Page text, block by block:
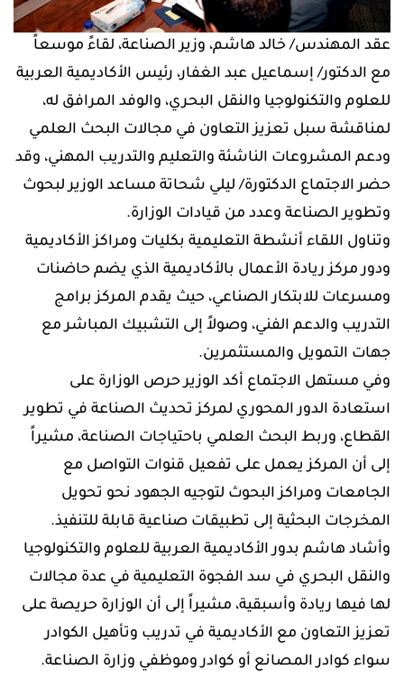
عقد المهندس/ خالد هاشم، وزير الصناعة، لقاءً موسعاً
مع الدكتور/ إسماعيل عبد الغفار، رئيس الأكاديمية العربية
للعلوم والتكنولوجيا والنقل البحري، والوفد المرافق له،
لمناقشة سبل تعزيز التعاون في مجالات البحث العلمي
ودعم المشروعات الناشئة والتعليم والتدريب المهني، وقد
حضر الاجتماع الدكتورة/ ليلي شحاتة مساعد الوزير لبحوث
وتطوير الصناعة وعدد من قيادات الوزارة.
وتناول اللقاء أنشطة التعليمية بكليات ومراكز الأكاديمية
ودور مركز ريادة الأعمال بالأكاديمية الذي يضم حاضنات
ومسرعات للابتكار الصناعي، حيث يقدم المركز برامج
التدريب والدعم الفني، وصولاً إلى التشبيك المباشر مع
جهات التمويل والمستثمرين.
وفي مستهل الاجتماع أكد الوزير حرص الوزارة على
استعادة الدور المحوري لمركز تحديث الصناعة في تطوير
القطاع، وربط البحث العلمي باحتياجات الصناعة، مشيراً
إلى أن المركز يعمل على تفعيل قنوات التواصل مع
الجامعات ومراكز البحوث لتوجيه الجهود نحو تحويل
المخرجات البحثية إلى تطبيقات صناعية قابلة للتنفيذ.
وأشاد هاشم بدور الأكاديمية العربية للعلوم والتكنولوجيا
والنقل البحري في سد الفجوة التعليمية في عدة مجالات
لها فيها ريادة وأسبقية، مشيراً إلى أن الوزارة حريصة على
تعزيز التعاون مع الأكاديمية في تدريب وتأهيل الكوادر
سواء كوادر المصانع أو كوادر وموظفي وزارة الصناعة.